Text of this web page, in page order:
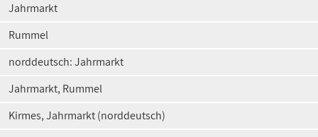
Jahrmarkt
Rummel
norddeutsch: Jahrmarkt
Jahrmarkt, Rummel
Kirmes, Jahrmarkt (norddeutsch)